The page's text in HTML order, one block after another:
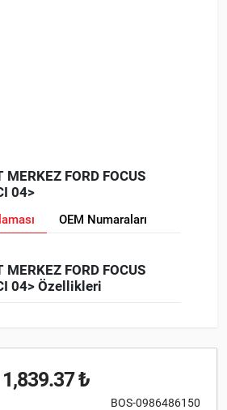
MERKEZ FORD FOCUS
04>
OEM Numaraları
MERKEZ FORD FOCUS
04> Özellikleri
1,839.37 ₺
BOS-0986486150